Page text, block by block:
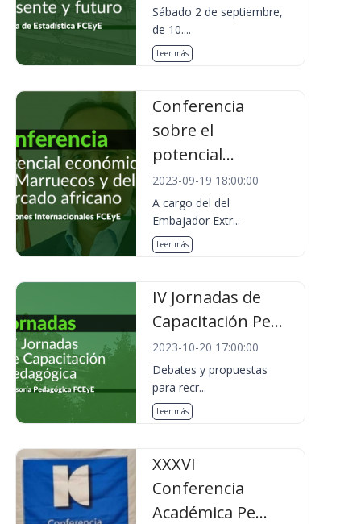
Sábado 2 de septiembre,
de 10....
Leer más
Conferencia
sobre el
potencial...
2023-09-19 18:00:00
A cargo del del
Embajador Extr...
Leer más
IV Jornadas de
Capacitación Pe...
2023-10-20 17:00:00
Debates y propuestas
para recr...
Leer más
XXXVI
Conferencia
Académica Pe...